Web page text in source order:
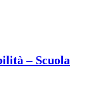
– Scuola